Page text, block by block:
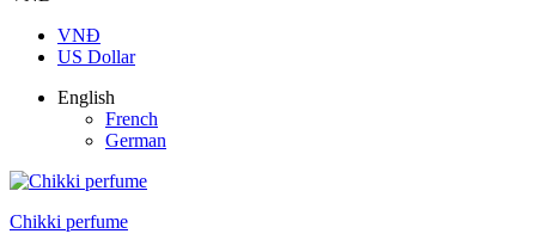
VNĐ
US Dollar
English
French
German
Chikki perfume